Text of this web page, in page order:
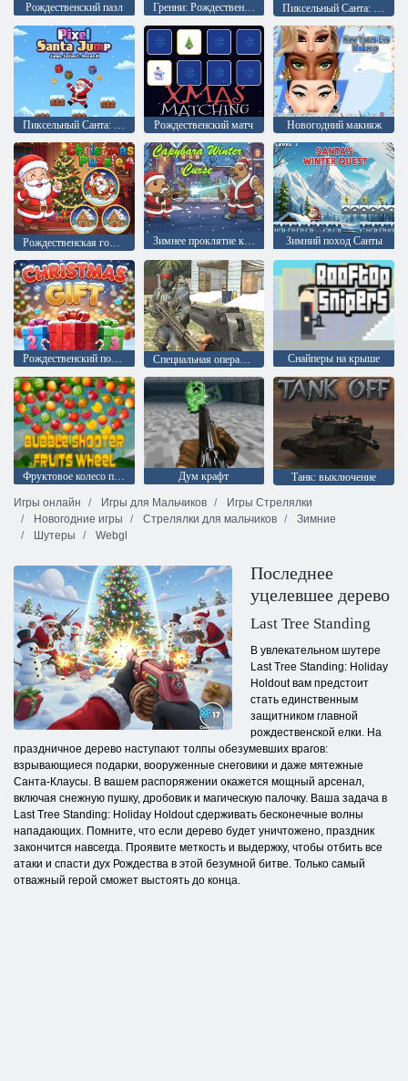
Рождественский пазл Гренни: Рождественский кошмар Пиксельный Санта: Побег
Пиксельный Санта: Прыжки Рождественский матч Новогодний макияж
Зимнее проклятие капибары Зимний поход Санты
Рождественский подарок Специальная операция: Удар Снайперы на крыше
Фруктовое колесо пузырьковый шутер Дум крафт
Танк: выключение
Игры онлайн
Игры для Мальчиков
Игры Стрелялки
Новогодние игры
Стрелялки для мальчиков
Зимние
Шутеры
Webgl
Последнее
уцелевшее дерево
Last Tree Standing
В увлекательном шутере
Last Tree Standing: Holiday
Holdout вам предстоит
стать единственным
защитником главной
рождественской елки. На
праздничное дерево наступают толпы обезумевших врагов:
взрывающиеся подарки, вооруженные снеговики и даже мятежные
Санта-Клаусы. В вашем распоряжении окажется мощный арсенал,
включая снежную пушку, дробовик и магическую палочку. Ваша задача в
Last Tree Standing: Holiday Holdout сдерживать бесконечные волны
нападающих. Помните, что если дерево будет уничтожено, праздник
закончится навсегда. Проявите меткость и выдержку, чтобы отбить все
атаки и спасти дух Рождества в этой безумной битве. Только самый
отважный герой сможет выстоять до конца.